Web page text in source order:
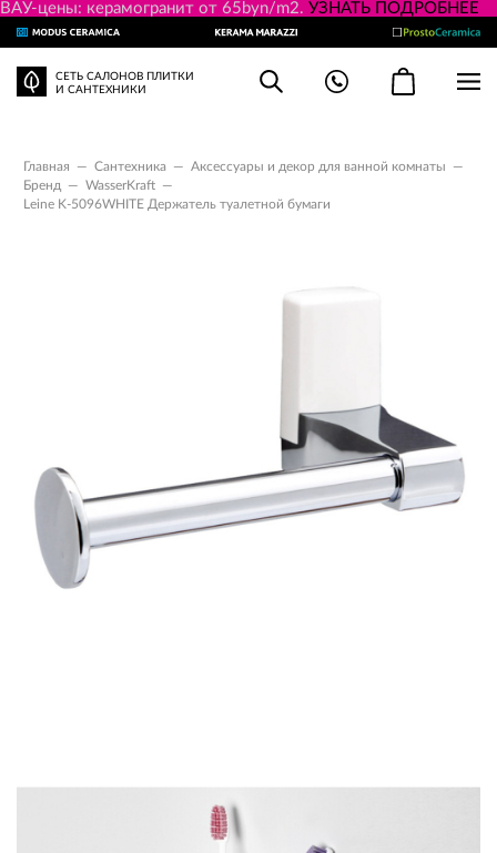
ВАУ-цены: керамогранит от 65byn/m2. УЗНАТЬ ПОДРОБНЕЕ
СЕТЬ САЛОНОВ ПЛИТКИ
И САНТЕХНИКИ
Главная — Сантехника — Аксессуары и декор для ванной комнаты
—
Бренд
— WasserKraft —
Leine K-5096WHITE Держатель туалетной бумаги